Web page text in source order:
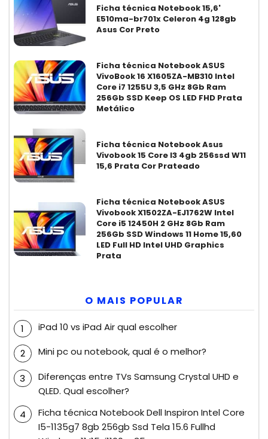
Ficha técnica Notebook 15,6'
E510ma-br701x Celeron 4g 128gb
Asus Cor Preto
Ficha técnica Notebook ASUS
VivoBook 16 X1605ZA-MB310 Intel
Core i7 1255U 3,5 GHz 8Gb Ram
256Gb SSD Keep OS LED FHD Prata
Metálico
Ficha técnica Notebook Asus
Vivobook 15 Core I3 4gb 256ssd W11
15,6 Prata Cor Prateado
Ficha técnica Notebook ASUS
Vivobook X1502ZA-EJ1762W Intel
Core i5 12450H 2 GHz 8Gb Ram
256Gb SSD Windows 11 Home 15,60
LED Full HD Intel UHD Graphics
Prata
O MAIS POPULAR
iPad 10 vs iPad Air qual escolher
Mini pc ou notebook, qual é o melhor?
Diferenças entre TVs Samsung Crystal UHD e
QLED. Qual escolher?
Ficha técnica Notebook Dell Inspiron Intel Core
I5-1135g7 8gb 256gb Ssd Tela 15.6 Fullhd